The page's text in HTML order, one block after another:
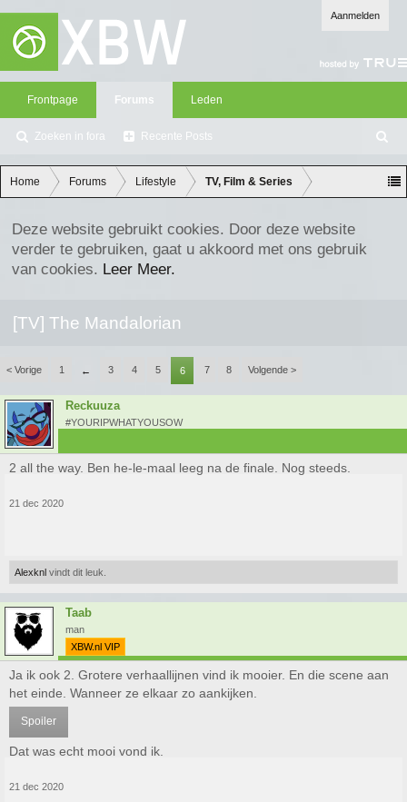
Aanmelden
Frontpage Forums
Zoeken in fora Recente Posts
Leden
oe
ke
n
Home Forums Lifestyle TV, Film & Series
Deze website gebruikt cookies. Door deze website
verder te gebruiken, gaat u akkoord met ons gebruik
van cookies. Leer Meer.
[TV] The Mandalorian
< Vorige 1 ← 3 4 5 6 7 8 Volgende >
Reckuuza
#YOURIPWHATYOUSOW
2 all the way. Ben he-le-maal leeg na de finale. Nog steeds.
21 dec 2020
Alexknl vindt dit leuk.
Taab
man
XBW.nl VIP
Ja ik ook 2. Grotere verhaallijnen vind ik mooier. En die scene aan
het einde. Wanneer ze elkaar zo aankijken.
Spoiler
Dat was echt mooi vond ik.
21 dec 2020